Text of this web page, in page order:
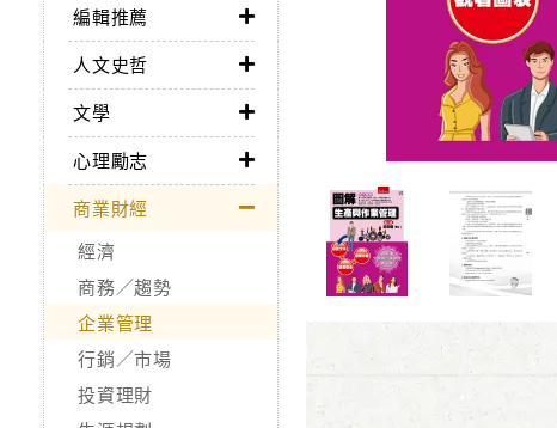
編輯推薦
人文史哲
文學
心理勵志
商業財經
經濟
商務／趨勢
企業管理
行銷／市場
投資理財